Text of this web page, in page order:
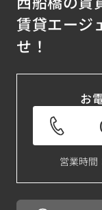
賃貸エージ
せ！
お
営業時間